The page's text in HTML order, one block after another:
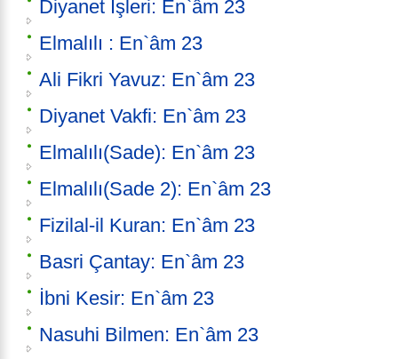
Diyanet İşleri: En`âm 23
Elmalılı : En`âm 23
Ali Fikri Yavuz: En`âm 23
Diyanet Vakfi: En`âm 23
Elmalılı(Sade): En`âm 23
Elmalılı(Sade 2): En`âm 23
Fizilal-il Kuran: En`âm 23
Basri Çantay: En`âm 23
İbni Kesir: En`âm 23
Nasuhi Bilmen: En`âm 23